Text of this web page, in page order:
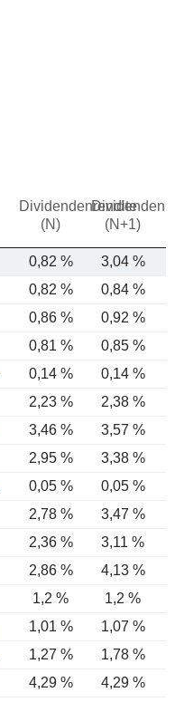
Dividendenrendite
(N)
(N+1)
0,82 % 3,04 %
0,82 % 0,84 %
0,86 % 0,92 %
0,81 % 0,85 %
0,14 % 0,14 %
2,23 % 2,38 %
3,46 % 3,57 %
2,95 % 3,38 %
0,05 % 0,05 %
2,78 % 3,47 %
2,36 % 3,11 %
2,86 %
4,13 %
1,2 % 1,2 %
1,01 % 1,07 %
1,27 % 1,78 %
4,29 %
4,29 %